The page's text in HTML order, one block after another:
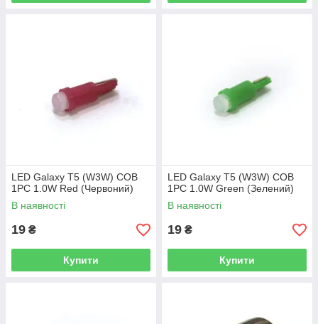
LED Galaxy T5 (W3W) COB
1PC 1.0W Red (Червоний)
В наявності
19 ₴
Купити
LED Galaxy T5 (W3W) COB
1PC 1.0W Green (Зелений)
В наявності
19 ₴
Купити